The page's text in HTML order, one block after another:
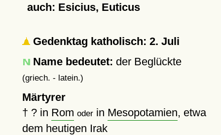
auch: Esicius, Euticus
Gedenktag katholisch: 2. Juli
Name bedeutet: der Beglückte
(griech. - latein.)
Märtyrer
† ?in Rom oderin Mesopotamien, etwa
dem heutigen Irak